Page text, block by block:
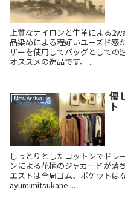
上質なナイロンと牛革による
品染めによる程好いユーズド感
ザーを使用してバッグとしての
オススメの逸品です。 ...
New Arrival 優
ト
しっとりとしたコットンでドレ
ンによる花柄のジャカードが落
エストは全周ゴム、ポケットは
ayumimitsukane ...